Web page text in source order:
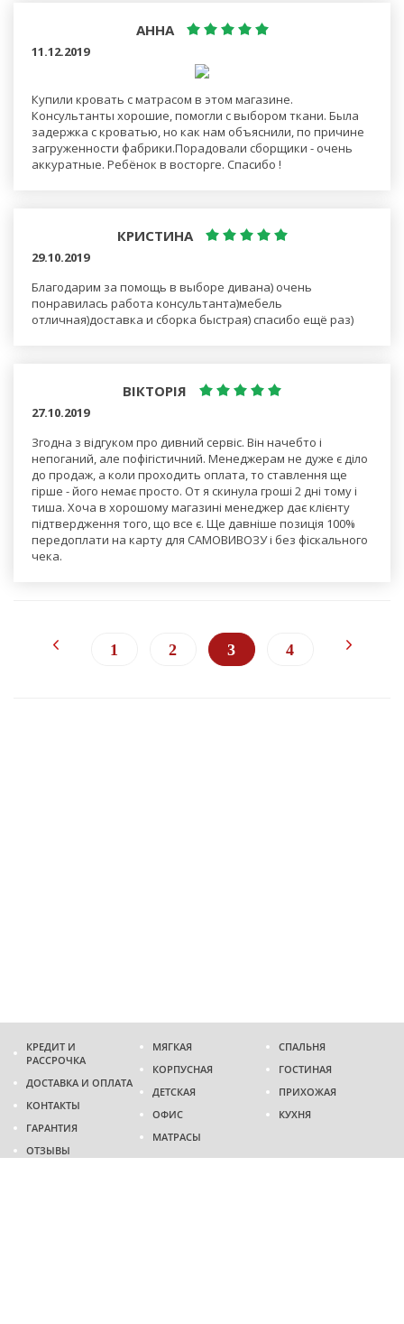
АННА
11.12.2019
Купили кровать с матрасом в этом магазине.
Консультанты хорошие, помогли с выбором ткани. Была
задержка с кроватью, но как нам объяснили, по причине
загруженности фабрики.Порадовали сборщики - очень
аккуратные. Ребёнок в восторге. Спасибо !
КРИСТИНА
29.10.2019
Благодарим за помощь в выборе дивана) очень
понравилась работа консультанта)мебель
отличная)доставка и сборка быстрая) спасибо ещё раз)
ВІКТОРІЯ
27.10.2019
Згодна з відгуком про дивний сервіс. Він начебто і
непоганий, але пофігістичний. Менеджерам не дуже є діло
до продаж, а коли проходить оплата, то ставлення ще
гірше - його немає просто. От я скинула гроші 2 дні тому і
тиша. Хоча в хорошому магазині менеджер дає клієнту
підтвердження того, що все є. Ще давніше позиція 100%
передоплати на карту для САМОВИВОЗУ і без фіскального
чека.
1 2 3 4
КРЕДИТ И
РАССРОЧКА
ДОСТАВКА И ОПЛАТА
КОНТАКТЫ
ГАРАНТИЯ
ОТЗЫВЫ
МЯГКАЯ
КОРПУСНАЯ
ДЕТСКАЯ
ОФИС
МАТРАСЫ
СПАЛЬНЯ
ГОСТИНАЯ
ПРИХОЖАЯ
КУХНЯ